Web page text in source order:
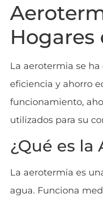
Hogares
La aerotermia se
eficiencia y ahorro
funcionamiento,
utilizados para su
¿Qué es la
La aerotermia es
agua. Funciona